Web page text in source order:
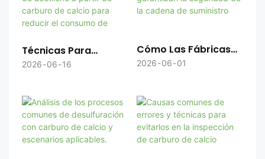
Técnicas Para
Mejorar La Eficiencia
Acetileno A Partir De
Carburo De Calcio
Para Reducir El
Consumo De Energía.
2026 06 16
Cómo Las Fábricas
De Carburo De Calcio
Cadena De
Suministro
2026 06 01